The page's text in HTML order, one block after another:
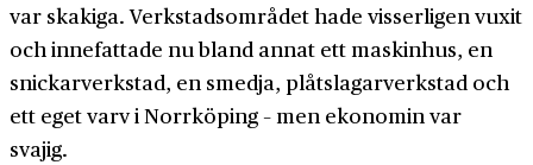
var skakiga. Verkstads­området hade visserligen vuxit
och innefattade nu bland annat ett maskinhus, en
snickar­verkstad, en smedja, plåtslagar­verkstad och
ett eget varv i Norrköping – men ekonomin var
svajig.